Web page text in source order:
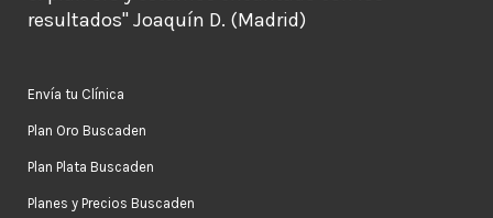
resultados" Joaquín D. (Madrid)
Envía tu Clínica
Plan Oro Buscaden
Plan Plata Buscaden
Planes y Precios Buscaden